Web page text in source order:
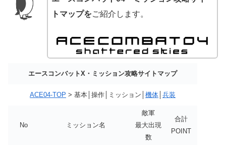
トマップをご紹介します。
エースコンバットX・ミッション攻略サイトマップ
ACE04-TOP > 基本│操作│ミッション│ 機体 兵装
No ミッション名
敵軍
最大出現
数
合計
POINT